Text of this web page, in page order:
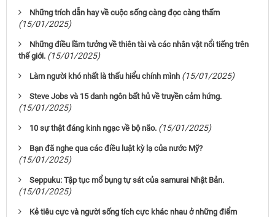
Những trích dẫn hay về cuộc sống càng đọc càng thấm
(15/01/2025)
Những điều lầm tưởng về thiên tài và các nhân vật nổi tiếng trên
thế giới. (15/01/2025)
Làm người khó nhất là thấu hiểu chính mình (15/01/2025)
Steve Jobs và 15 danh ngôn bất hủ về truyền cảm hứng.
(15/01/2025)
10 sự thật đáng kinh ngạc về bộ não. (15/01/2025)
Bạn đã nghe qua các điều luật kỳ lạ của nước Mỹ?
(15/01/2025)
Seppuku: Tập tục mổ bụng tự sát của samurai Nhật Bản.
(15/01/2025)
Kẻ tiêu cực và người sống tích cực khác nhau ở những điểm